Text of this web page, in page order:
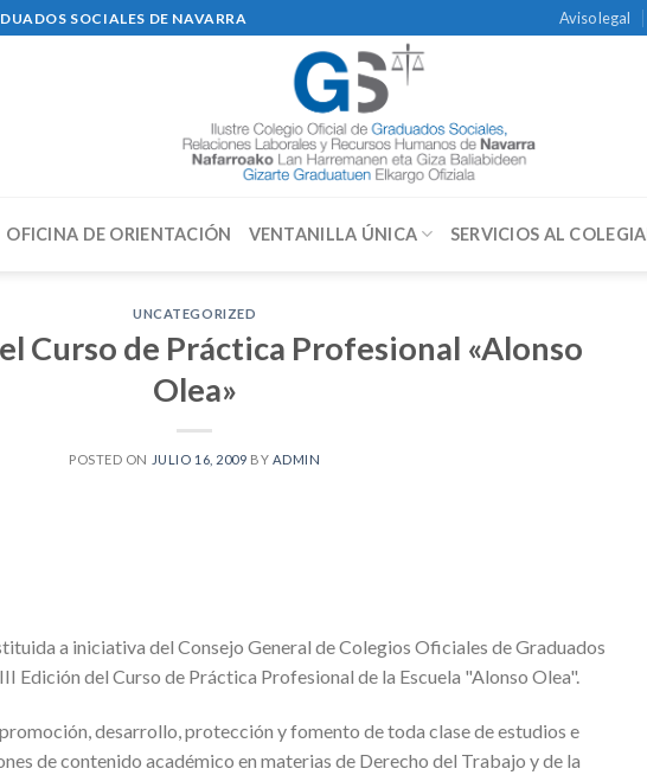
SOCIALES DE NAVARRA Aviso legal
OFICINA DE ORIENTACIÓN VENTANILLA ÚNICA SERVICIOS AL
UNCATEGORIZED
Curso de Práctica Profesional «Alonso
Olea»
POSTED ON JULIO 16, 2009 BY ADMIN
a iniciativa del Consejo General de Colegios Oficiales de Graduados
Edición del Curso de Práctica Profesional de la Escuela "Alonso Olea".
desarrollo, protección y fomento de toda clase de estudios e
de contenido académico en materias de Derecho del Trabajo y de la